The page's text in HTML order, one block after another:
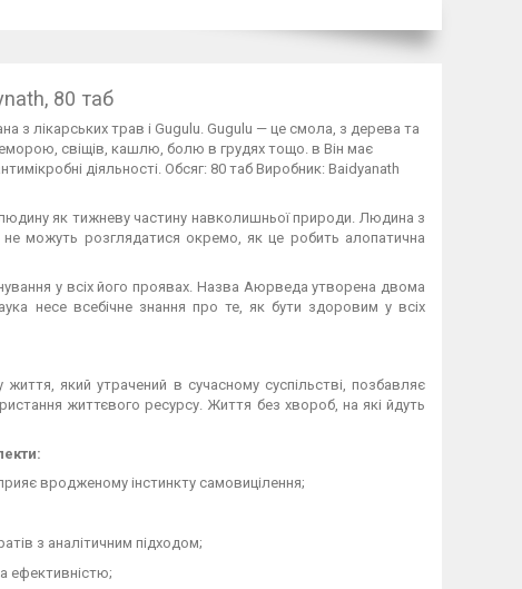
80 таб
лікарських трав і Gugulu. Gugulu — це смола, з дерева та
геморою, свіщів, кашлю, болю в грудях тощо. в Він має
діяльності. Обсяг: 80 таб Виробник: Baidyanath
як тижневу частину навколишньої природи. Людина з
можуть розглядатися окремо, як це робить алопатична
у всіх його проявах. Назва Аюрведа утворена двома
несе всебічне знання про те, як бути здоровим у всіх
який утрачений в сучасному суспільстві, позбавляє
життєвого ресурсу. Життя без хвороб, на які йдуть
вродженому інстинкту самовицілення;
з аналітичним підходом;
ефективністю;